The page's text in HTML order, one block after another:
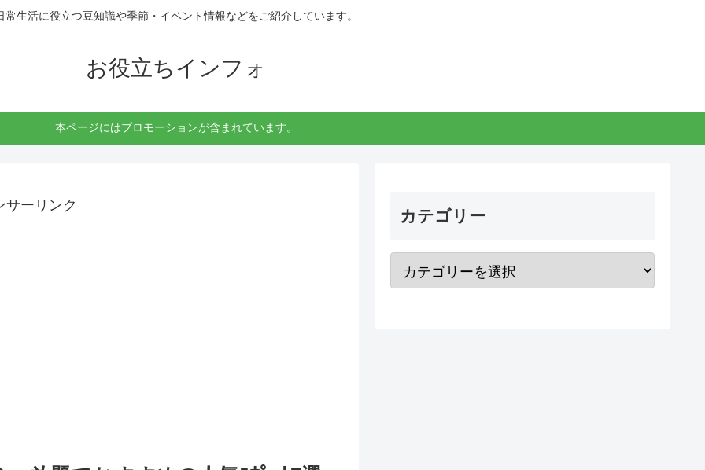
常生活に役立つ豆知識や季節・イベント情報などをご紹介しています。
お役立ちインフォ
本ページにはプロモーションが含まれています。
サーリンク
カテゴリー